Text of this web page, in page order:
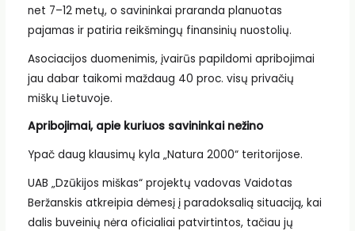
net 7–12 metų, o savininkai praranda planuotas
pajamas ir patiria reikšmingų finansinių nuostolių.
Asociacijos duomenimis, įvairūs papildomi apribojimai
jau dabar taikomi maždaug 40 proc. visų privačių
miškų Lietuvoje.
Apribojimai, apie kuriuos savininkai nežino
Ypač daug klausimų kyla „Natura 2000“ teritorijose.
UAB „Dzūkijos miškas“ projektų vadovas Vaidotas
Beržanskis atkreipia dėmesį į paradoksalią situaciją, kai
dalis buveinių nėra oficialiai patvirtintos, tačiau jų